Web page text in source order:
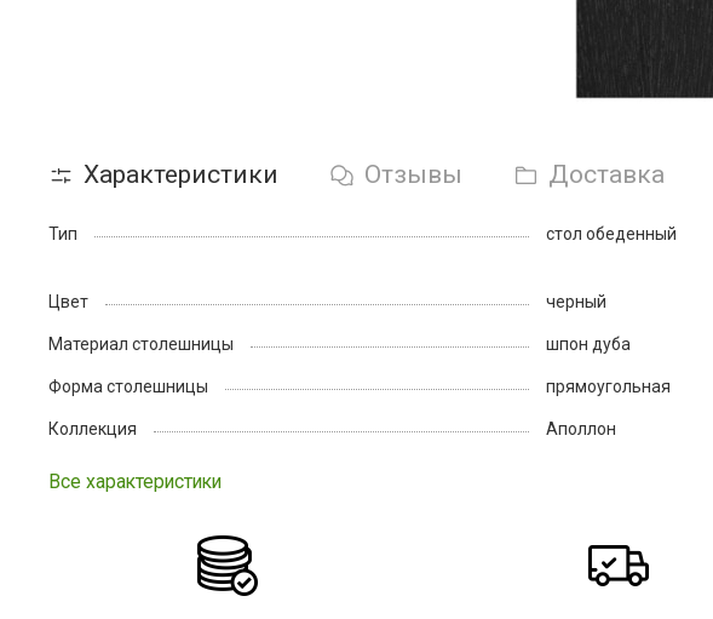
Характеристики Отзывы Доставка
Тип стол обеденный
Цвет черный
Материал столешницы шпон дуба
Форма столешницы прямоугольная
Коллекция Аполлон
Все характеристики